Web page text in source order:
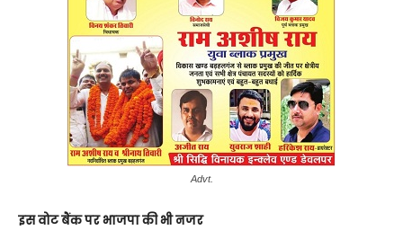
Advt.
इस वोट बैंक पर भाजपा की भी नजर